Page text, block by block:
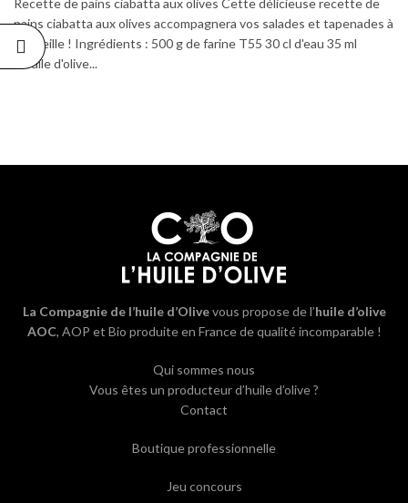
Recette de pains ciabatta aux olives Cette délicieuse recette de
pains ciabatta aux olives accompagnera vos salades et tapenades à
merveille ! Ingrédients : 500 g de farine T55 30 cl d'eau 35 ml
d'huile d'olive...
La Compagnie de l’huile d’Olivevous propose de l’huile d’olive
AOC, AOP et Bio produite en France de qualité incomparable !
Qui sommes nous
Vous êtes un producteur d’huile d’olive ?
Contact
Boutique professionnelle
Jeu concours